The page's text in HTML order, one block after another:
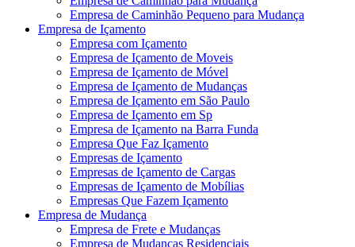
Empresa de Caminhão Pequeno para Mudança
Empresa de Içamento
Empresa com Içamento
Empresa de Içamento de Moveis
Empresa de Içamento de Móvel
Empresa de Içamento de Mudanças
Empresa de Içamento em São Paulo
Empresa de Içamento em Sp
Empresa de Içamento na Barra Funda
Empresa Que Faz Içamento
Empresas de Içamento
Empresas de Içamento de Cargas
Empresas de Içamento de Mobílias
Empresas Que Fazem Içamento
Empresa de Mudança
Empresa de Frete e Mudanças
Empresa de Mudanças Residenciais